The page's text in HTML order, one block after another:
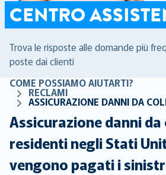
CENTRO
Trova le risposte alle domande più
poste dai clienti
COME POSSIAMO AIUTARTI?
RECLAMI
Assicurazione danni
residenti negli Stati
vengono pagati i